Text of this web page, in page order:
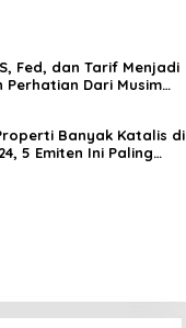
Fed, dan Tarif Menjadi
Perhatian Dari Musim
Banyak Katalis di
5 Emiten Ini Paling